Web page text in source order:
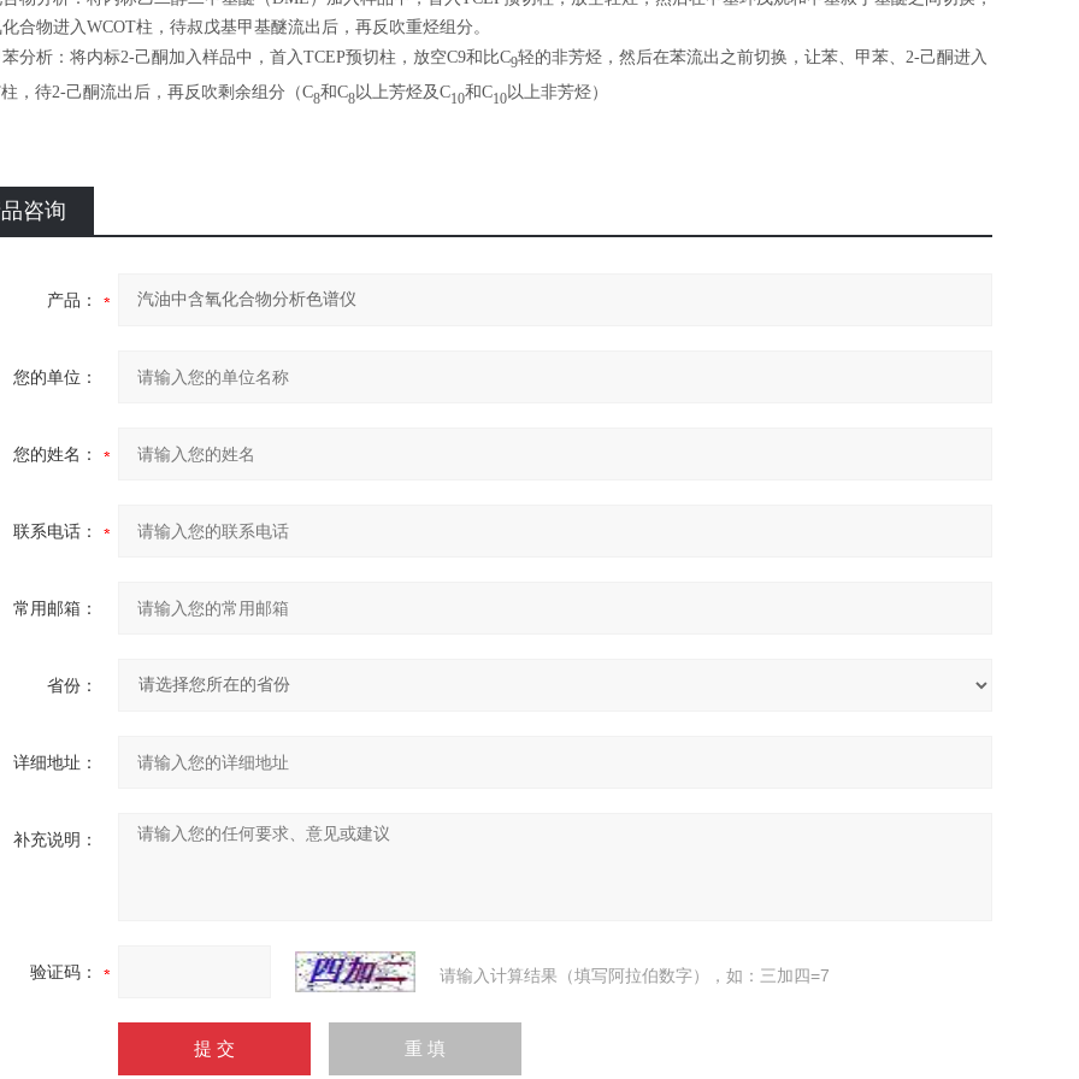
合物进入WCOT柱，待叔戊基甲基醚流出后，再反吹重烃组分。
分析：将内标2-己酮加入样品中，首入TCEP预切柱，放空C9和比C9轻的非芳烃，然后在苯流出之前切换，让苯、甲苯、2-己酮进入
，待2-己酮流出后，再反吹剩余组分（C8和C8以上芳烃及C10和C10以上非芳烃）
咨询
产品：
您的单位：
您的姓名：
联系电话：
常用邮箱：
省份：
详细地址：
补充说明：
验证码： 请输入计算结果（填写阿拉伯数字），如：三加四=7